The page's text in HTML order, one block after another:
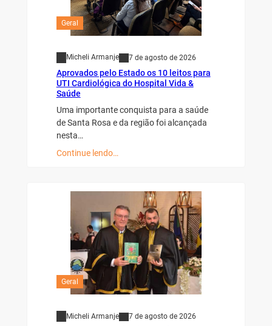
Geral
Micheli Armanje 7 de agosto de 2026
Aprovados pelo Estado os 10 leitos para
UTI Cardiológica do Hospital Vida &
Saúde
Uma importante conquista para a saúde
de Santa Rosa e da região foi alcançada
nesta…
Continue lendo…
Geral
Micheli Armanje 7 de agosto de 2026